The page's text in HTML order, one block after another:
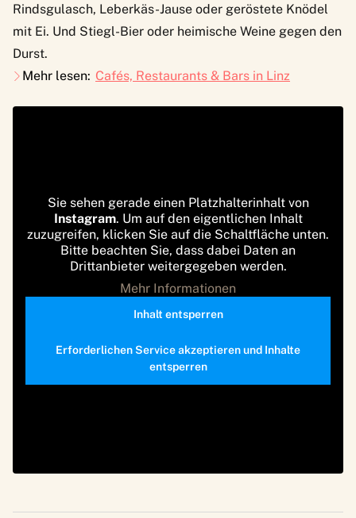
Rindsgulasch, Leberkäs-Jause oder geröstete Knödel
mit Ei. Und Stiegl-Bier oder heimische Weine gegen den
Durst.
Mehr lesen: Cafés, Restaurants & Bars in Linz
Sie sehen gerade einen Platzhalterinhalt von
Instagram. Um auf den eigentlichen Inhalt
zuzugreifen, klicken Sie auf die Schaltfläche unten.
Bitte beachten Sie, dass dabei Daten an
Drittanbieter weitergegeben werden.
Mehr Informationen
Inhalt entsperren
Erforderlichen Service akzeptieren und Inhalte
entsperren